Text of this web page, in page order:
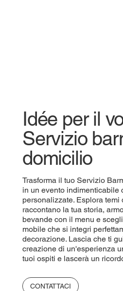
Idée per il
Servizio
domicilio
Trasforma il tuo Servizio
in un evento indimenticabile
personalizzate. Esplora temi
raccontano la tua storia,
bevande con il menu e
mobile che si integri
decorazione. Lascia che ti
creazione di un'esperienza
tuoi ospiti e lascerà un
CONTATTACI